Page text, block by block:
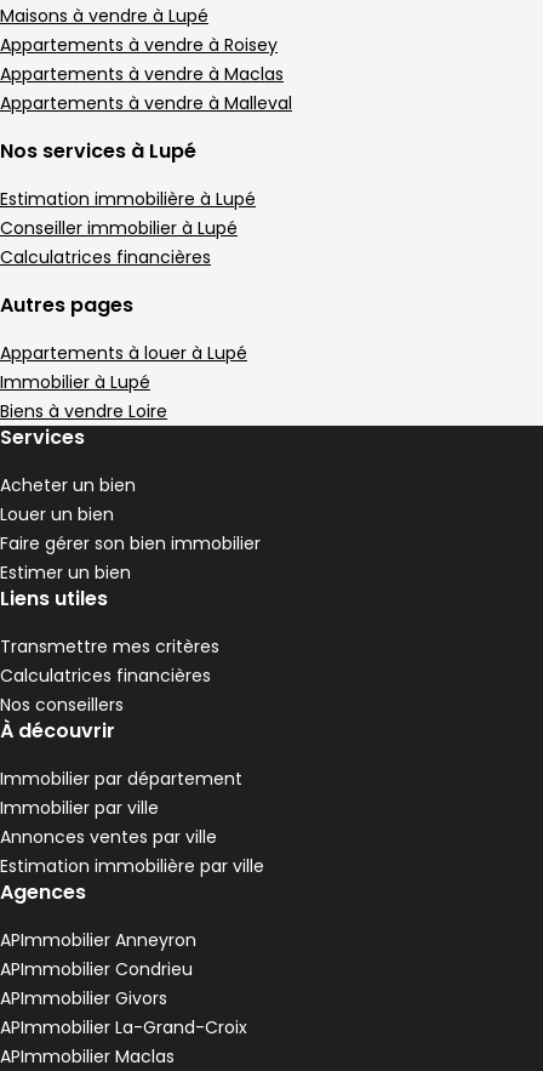
Maisons à vendre à Lupé
Appartements à vendre à Roisey
Appartements à vendre à Maclas
Appartements à vendre à Malleval
Nos services à Lupé
Estimation immobilière à Lupé
Conseiller immobilier à Lupé
Calculatrices financières
Autres pages
Appartements à louer à Lupé
Immobilier à Lupé
Biens à vendre Loire
Services
Acheter un bien
Louer un bien
Faire gérer son bien immobilier
Estimer un bien
Liens utiles
Transmettre mes critères
Calculatrices financières
Nos conseillers
À découvrir
Immobilier par département
Immobilier par ville
Annonces ventes par ville
Estimation immobilière par ville
Agences
APImmobilier Anneyron
APImmobilier Condrieu
APImmobilier Givors
APImmobilier La-Grand-Croix
APImmobilier Maclas